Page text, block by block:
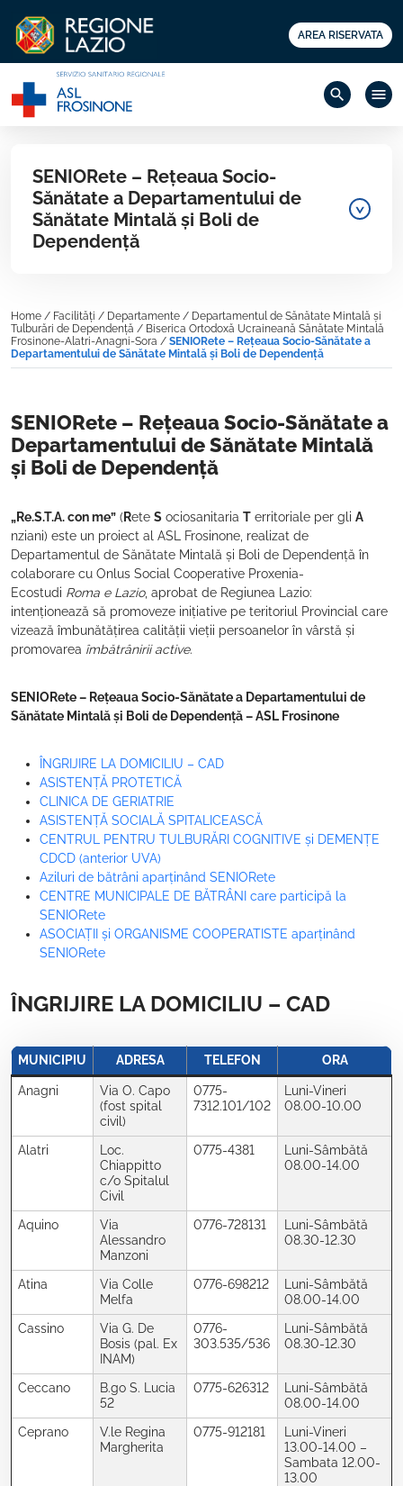
AREA RISERVATA
search menu
SENIORete – Rețeaua Socio-
Sănătate a Departamentului de
Sănătate Mintală și Boli de
Dependență
Home / Facilități / Departamente / Departamentul de Sănătate Mintală și
Tulburări de Dependență / Biserica Ortodoxă Ucraineană Sănătate Mintală
Frosinone-Alatri-Anagni-Sora / SENIORete – Rețeaua Socio-Sănătate a
Departamentului de Sănătate Mintală și Boli de Dependență
SENIORete – Rețeaua Socio-Sănătate a
Departamentului de Sănătate Mintală
și Boli de Dependență
„Re.S.T.A. con me” ( Rete S ociosanitaria T erritoriale per gli A
nziani) este un proiect al ASL Frosinone, realizat de
Departamentul de Sănătate Mintală și Boli de Dependență în
colaborare cu Onlus Social Cooperative Proxenia-
Ecostudi Roma e Lazio, aprobat de Regiunea Lazio:
intenționează să promoveze inițiative pe teritoriul Provincial care
vizează îmbunătățirea calității vieții persoanelor în vârstă și
promovarea îmbătrânirii active.
SENIORete – Rețeaua Socio-Sănătate a Departamentului de
Sănătate Mintală și Boli de Dependență – ASL Frosinone
ÎNGRIJIRE LA DOMICILIU – CAD
ASISTENȚĂ PROTETICĂ
CLINICA DE GERIATRIE
ASISTENȚĂ SOCIALĂ SPITALICEASCĂ
CENTRUL PENTRU TULBURĂRI COGNITIVE și DEMENȚE
CDCD (anterior UVA)
Aziluri de bătrâni aparținând SENIORete
CENTRE MUNICIPALE DE BĂTRÂNI care participă la
SENIORete
ASOCIAȚII și ORGANISME COOPERATISTE aparținând
SENIORete
ÎNGRIJIRE LA DOMICILIU – CAD
MUNICIPIU ADRESA TELEFON ORA
Anagni
Via O. Capo
(fost spital
civil)
0775-
7312.101/102
Luni-Vineri
08.00-10.00
Alatri
Loc.
Chiappitto
c/o Spitalul
Civil
0775-4381
Luni-Sâmbătă
08.00-14.00
Aquino
Via
Alessandro
Manzoni
0776-728131
Luni-Sâmbătă
08.30-12.30
Atina
Via Colle
Melfa
0776-698212
Luni-Sâmbătă
08.00-14.00
Cassino
Via G. De
Bosis (pal. Ex
INAM)
0776-
303.535/536
Luni-Sâmbătă
08.30-12.30
Ceccano
B.go S. Lucia
52
0775-626312
Luni-Sâmbătă
08.00-14.00
Ceprano
V.le Regina
Margherita
0775-912181
Luni-Vineri
13.00-14.00 –
Sambata 12.00-
13.00